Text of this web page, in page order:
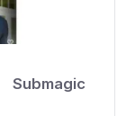
Submagic